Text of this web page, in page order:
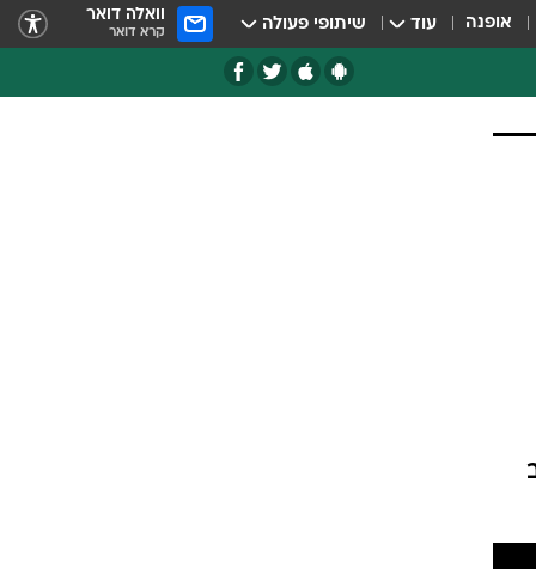
אופנה עוד שיתופי פעולה וואלה דואר
קרא דואר